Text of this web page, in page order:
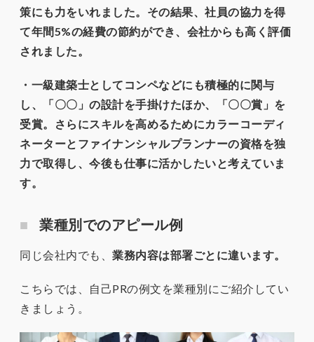
策にも力をいれました。その結果、社員の協力を得
て年間5%の経費の節約ができ、会社からも高く評価
されました。
・一級建築士としてコンペなどにも積極的に関与
し、「〇〇」の設計を手掛けたほか、「〇〇賞」を
受賞。さらにスキルを高めるためにカラーコーディ
ネーターとファイナンシャルプランナーの資格を独
力で取得し、今後も仕事に活かしたいと考えていま
す。
業種別でのアピール例
同じ会社内でも、 業務内容は部署ごとに違います。
こちらでは、自己PRの例文を業種別にご紹介してい
きましょう。